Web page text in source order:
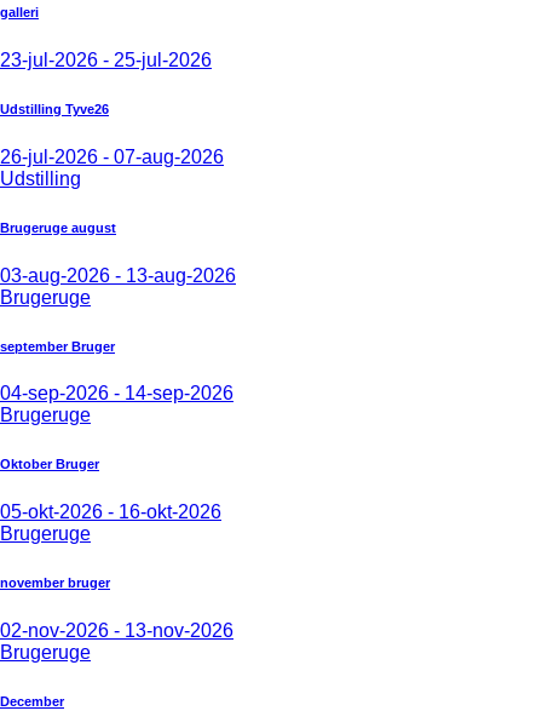
galleri
23-jul-2026 - 25-jul-2026
Udstilling Tyve26
26-jul-2026 - 07-aug-2026
Udstilling
Brugeruge august
03-aug-2026 - 13-aug-2026
Brugeruge
september Bruger
04-sep-2026 - 14-sep-2026
Brugeruge
Oktober Bruger
05-okt-2026 - 16-okt-2026
Brugeruge
november bruger
02-nov-2026 - 13-nov-2026
Brugeruge
December